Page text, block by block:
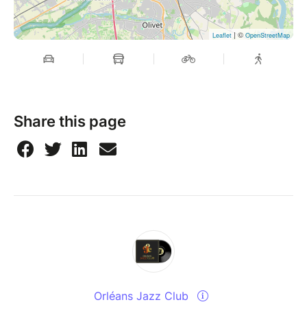
Leaflet | © OpenStreetMap
Share this page
Orléans Jazz Club